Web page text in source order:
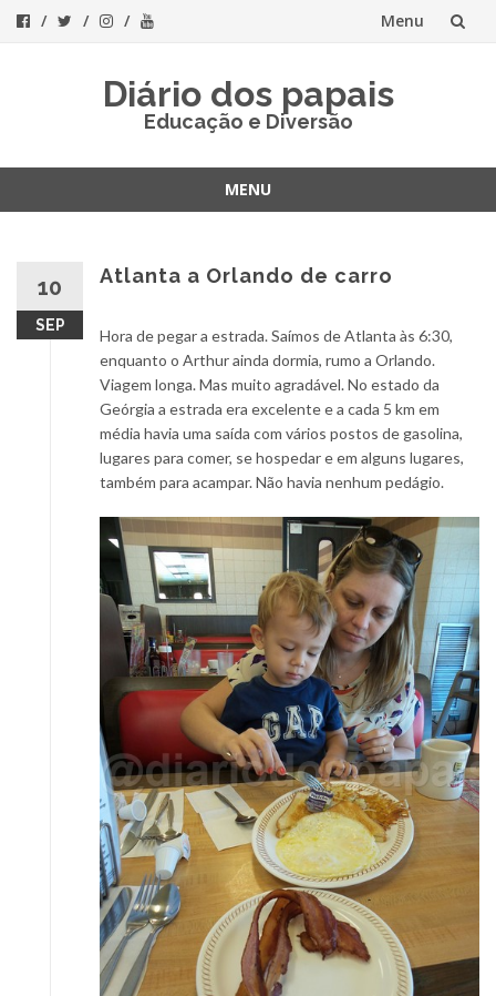
Menu
Diário dos papais
Educação e Diversão
MENU
10
SEP
Atlanta a Orlando de carro
Hora de pegar a estrada. Saímos de Atlanta às 6:30,
enquanto o Arthur ainda dormia, rumo a Orlando.
Viagem longa. Mas muito agradável. No estado da
Geórgia a estrada era excelente e a cada 5 km em
média havia uma saída com vários postos de gasolina,
lugares para comer, se hospedar e em alguns lugares,
também para acampar. Não havia nenhum pedágio.